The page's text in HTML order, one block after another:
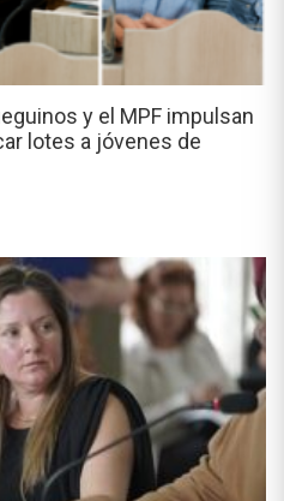
y el MPF impulsan
lotes a jóvenes de